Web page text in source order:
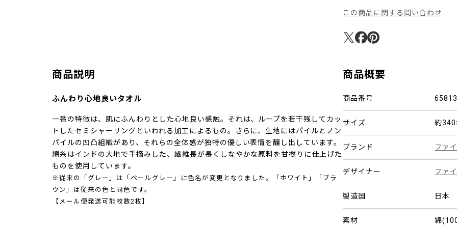
この商品に関する問い合わせ
商品説明
ふんわり心地良いタオル
一番の特徴は、肌にふんわりとした心地良い感触。それは、ループを若干残してカッ
トしたセミシャーリングといわれる加工によるもの。さらに、生地にはパイルとノン
パイルの凹凸組織があり、それらの全体感が独特の優しい表情を醸し出しています。
綿糸はインドの大地で手摘みした、繊維長が長くしなやかな原料を甘撚りに仕上げた
ものを使用しています。
※従来の「グレー」は「ペールグレー」に色名が変更となりました。「ホワイト」「ブラ
ウン」は従来の色と同色です。
【メール便発送可能枚数2枚】
商品概要
商品番号
サイズ 約
ブランド ファ
デザイナー ファ
製造国 日本
素材 綿